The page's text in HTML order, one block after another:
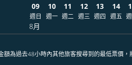
09
週日
8月
10
週一
11
週二
12
週三
13
週四
14
週五
額為過去48小時內其他旅客搜尋到的最低票價